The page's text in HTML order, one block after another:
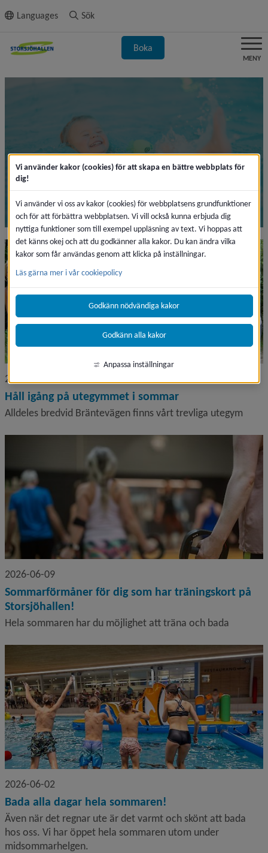
innehållet
Languages Sök
Boka
MENY
Bad och
träning för hela familjen
2026-06-10
Håll igång på utegymmet i sommar
Alldeles bredvid Bräntevägen finns vårt trevliga utegym
2026-06-09
Sommarförmåner för dig som har träningskort på
Storsjöhallen!
Hela sommaren har du möjlighet att träna och bada
2026-06-02
Bada alla dagar hela sommaren!
Även när det regnar ute är det varmt och skönt att bada
hos oss. Vi har öppet hela sommaren utom under
midsommarhelgen.
Vi använder kakor (cookies) för att skapa en bättre webbplats för
dig!
Vi använder vi oss av kakor (cookies) för webbplatsens grundfunktioner
och för att förbättra webbplatsen. Vi vill också kunna erbjuda dig
nyttiga funktioner som till exempel uppläsning av text. Vi hoppas att
det känns okej och att du godkänner alla kakor. Du kan ändra vilka
kakor som får användas genom att klicka på inställningar.
Läs gärna mer i vår cookiepolicy
Godkänn nödvändiga kakor
Godkänn alla kakor
Anpassa inställningar